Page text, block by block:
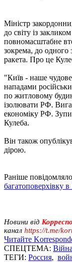
Міністр
до світу із
повномасштабне
зокрема, до одного
ракета. Про це
"Київ - наше
нападами
по житловому
ізолювати РФ.
економіку РФ.
Кулеба.
Він також
дірою.
Раніше
багатоповерхівку в
Новини від
канал https://t.me/
Читайте
СПЕЦТЕМА:
ТЕГИ: Россия,